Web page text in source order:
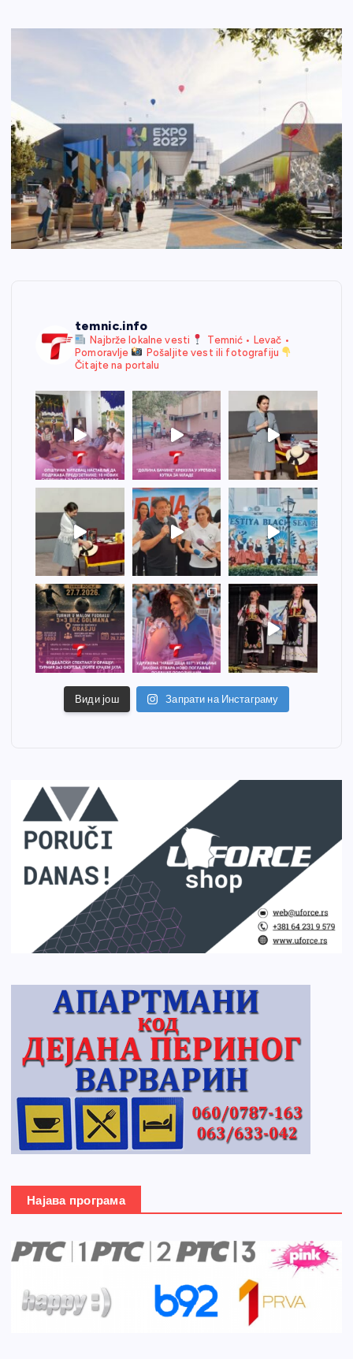
temnic.info
Najbrže lokalne vesti
Temnić • Levač •
Pomoravlje
Pošaljite vest ili fotografiju
Čitajte na portalu
Види још Запрати на Инстаграму
Најава програма